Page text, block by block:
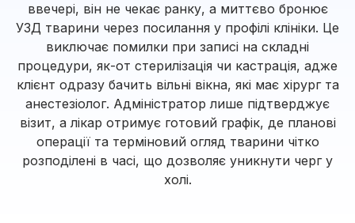
ввечері, він не чекає ранку, а миттєво бронює
УЗД тварини через посилання у профілі клініки. Це
виключає помилки при записі на складні
процедури, як-от стерилізація чи кастрація, адже
клієнт одразу бачить вільні вікна, які має хірург та
анестезіолог. Адміністратор лише підтверджує
візит, а лікар отримує готовий графік, де планові
операції та терміновий огляд тварини чітко
розподілені в часі, що дозволяє уникнути черг у
холі.